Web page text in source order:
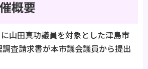
概要
山田真功議員を対象とした津島市
査請求書が本市議会議員から提出